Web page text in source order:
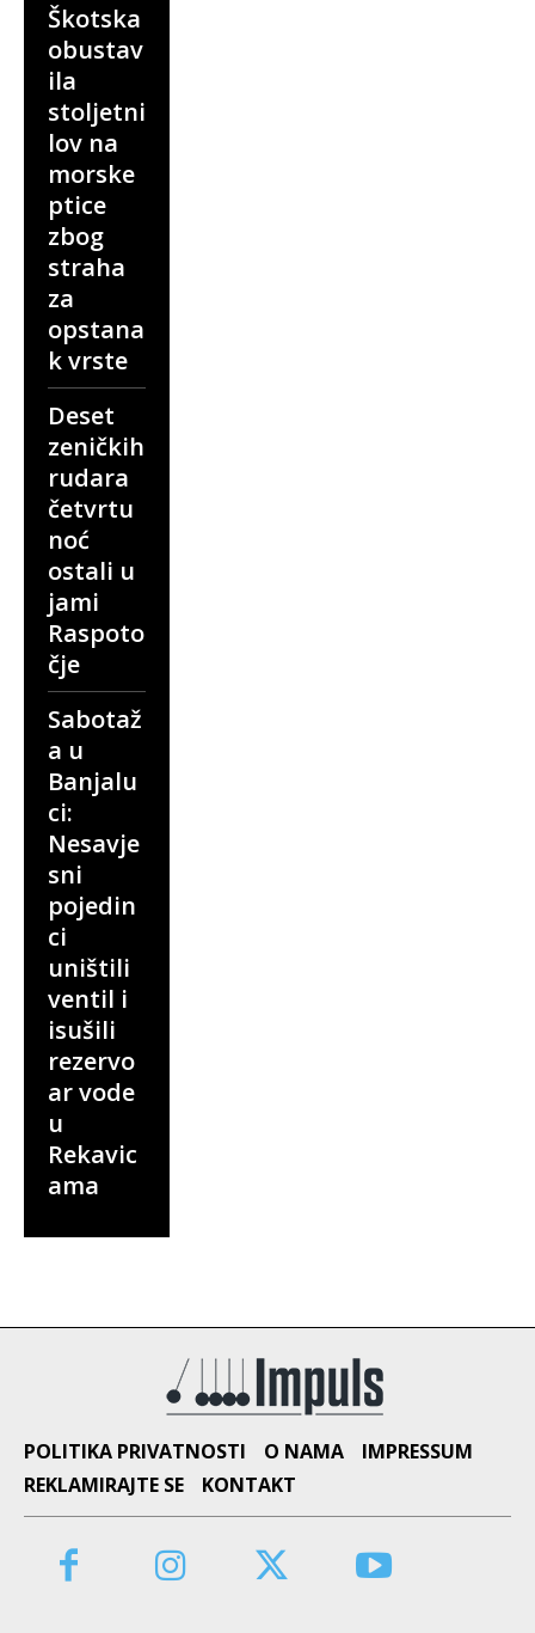
Škotska
obustav
ila
stoljetni
lov na
morske
ptice
zbog
straha
za
opstana
k vrste
Deset
zeničkih
rudara
četvrtu
noć
ostali u
jami
Raspoto
čje
Sabotaž
a u
Banjalu
ci:
Nesavje
sni
pojedin
ci
uništili
ventil i
isušili
rezervo
ar vode
u
Rekavic
ama
POLITIKA PRIVATNOSTI O NAMA
IMPRESSUM
REKLAMIRAJTE SE
KONTAKT